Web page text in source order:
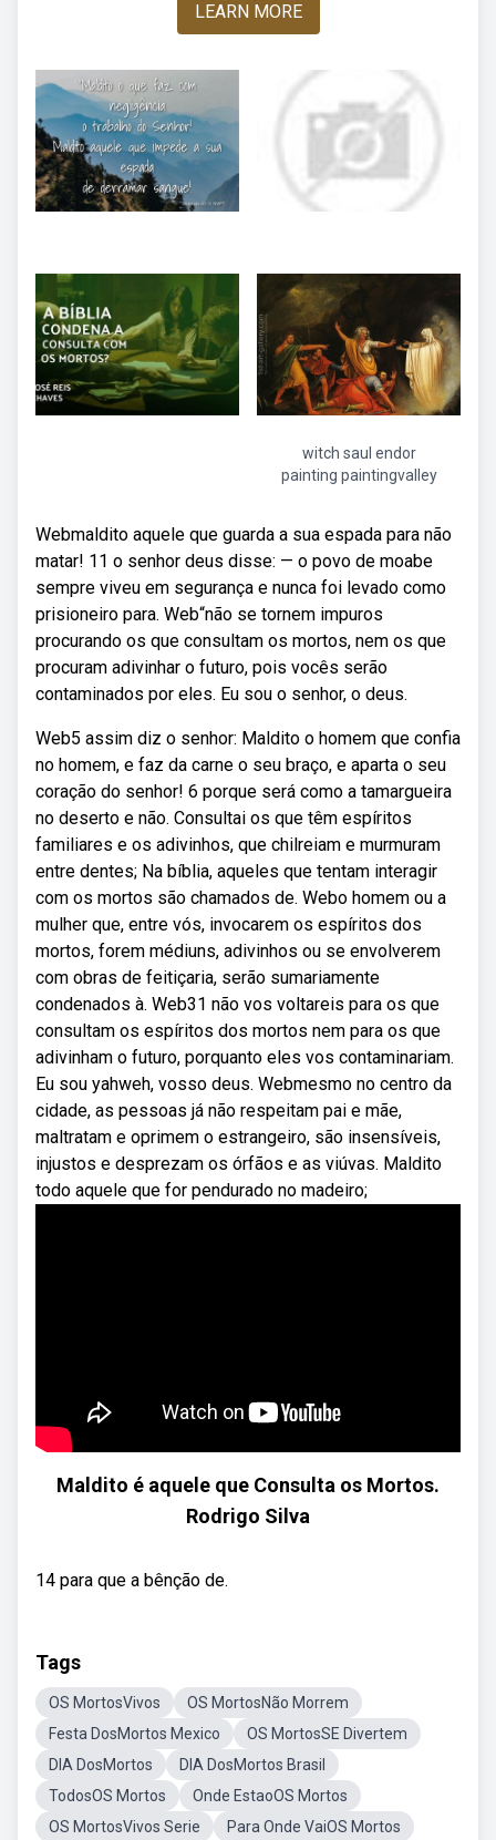
LEARN MORE
witch saul endor
painting paintingvalley
Webmaldito aquele que guarda a sua espada para não
matar! 11 o senhor deus disse: — o povo de moabe
sempre viveu em segurança e nunca foi levado como
prisioneiro para. Web“não se tornem impuros
procurando os que consultam os mortos, nem os que
procuram adivinhar o futuro, pois vocês serão
contaminados por eles. Eu sou o senhor, o deus.
Web5 assim diz o senhor: Maldito o homem que confia
no homem, e faz da carne o seu braço, e aparta o seu
coração do senhor! 6 porque será como a tamargueira
no deserto e não. Consultai os que têm espíritos
familiares e os adivinhos, que chilreiam e murmuram
entre dentes; Na bíblia, aqueles que tentam interagir
com os mortos são chamados de. Webo homem ou a
mulher que, entre vós, invocarem os espíritos dos
mortos, forem médiuns, adivinhos ou se envolverem
com obras de feitiçaria, serão sumariamente
condenados à. Web31 não vos voltareis para os que
consultam os espíritos dos mortos nem para os que
adivinham o futuro, porquanto eles vos contaminariam.
Eu sou yahweh, vosso deus. Webmesmo no centro da
cidade, as pessoas já não respeitam pai e mãe,
maltratam e oprimem o estrangeiro, são insensíveis,
injustos e desprezam os órfãos e as viúvas. Maldito
todo aquele que for pendurado no madeiro;
Maldito é aquele que Consulta os Mortos.
Rodrigo Silva
14 para que a bênção de.
Tags
OS MortosVivos
OS MortosNão Morrem
Festa DosMortos Mexico
OS MortosSE Divertem
DIA DosMortos
DIA DosMortos Brasil
TodosOS Mortos
Onde EstaoOS Mortos
OS MortosVivos Serie
Para Onde VaiOS Mortos